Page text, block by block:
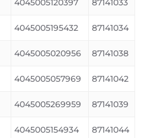
4045005120397 87141033
4045005195432 87141034
4045005020956 87141038
4045005057969 87141042
4045005269959 87141039
4045005154934 87141044